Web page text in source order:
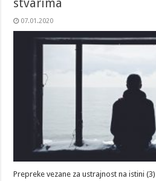
stvarima
07.01.2020
Prepreke vezane za ustrajnost na istini